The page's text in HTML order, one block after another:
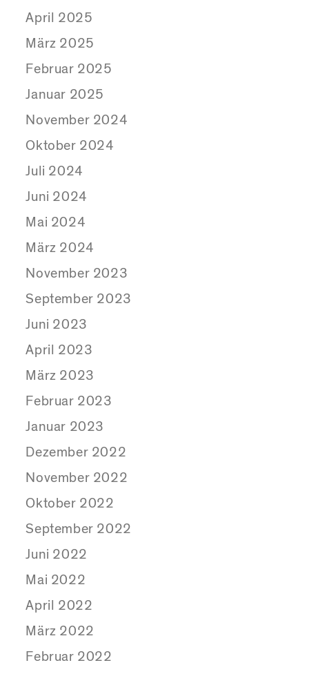
April 2025
März 2025
Februar 2025
Januar 2025
November 2024
Oktober 2024
Juli 2024
Juni 2024
Mai 2024
März 2024
November 2023
September 2023
Juni 2023
April 2023
März 2023
Februar 2023
Januar 2023
Dezember 2022
November 2022
Oktober 2022
September 2022
Juni 2022
Mai 2022
April 2022
März 2022
Februar 2022